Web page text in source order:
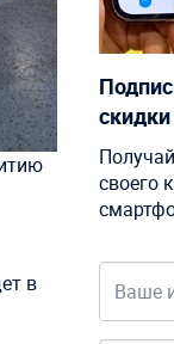
в
скидки
своего